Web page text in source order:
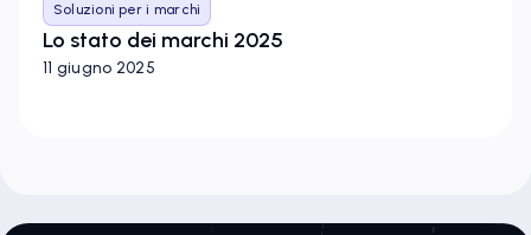
Soluzioni per i marchi
Lo stato dei marchi 2025
11 giugno 2025